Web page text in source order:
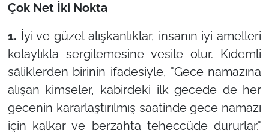
Çok Net İki Nokta
1. İyi ve güzel alışkanlıklar, insanın iyi amelleri
kolaylıkla sergilemesine vesile olur. Kıdemli
sâliklerden birinin ifadesiyle, "Gece namazına
alışan kimseler, kabirdeki ilk gecede de her
gecenin kararlaştırılmış saatinde gece namazı
için kalkar ve berzahta teheccüde dururlar."